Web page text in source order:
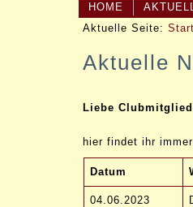
HOME
Aktuelle Seite:
Aktuelle
Liebe
hier findet ihr
Datum
04.06.2023